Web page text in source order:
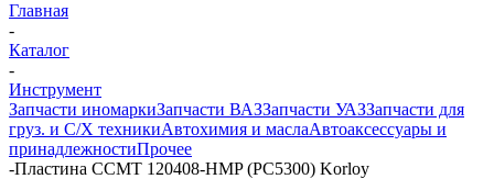
Главная
-
Каталог
-
Инструмент
Запчасти иномаркиЗапчасти ВАЗЗапчасти УАЗЗапчасти для
груз. и С/Х техникиАвтохимия и маслаАвтоаксессуары и
принадлежностиПрочее
-Пластина CCMT 120408-HMP (PC5300) Korloy